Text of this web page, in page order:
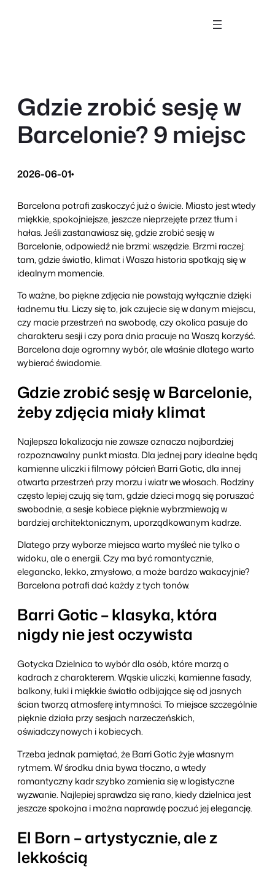
Gdzie zrobić sesję w
Barcelonie? 9 miejsc
2026-06-01•
Barcelona potrafi zaskoczyć już o świcie. Miasto jest wtedy
miękkie, spokojniejsze, jeszcze nieprzejęte przez tłum i
hałas. Jeśli zastanawiasz się, gdzie zrobić sesję w
Barcelonie, odpowiedź nie brzmi: wszędzie. Brzmi raczej:
tam, gdzie światło, klimat i Wasza historia spotkają się w
idealnym momencie.
To ważne, bo piękne zdjęcia nie powstają wyłącznie dzięki
ładnemu tłu. Liczy się to, jak czujecie się w danym miejscu,
czy macie przestrzeń na swobodę, czy okolica pasuje do
charakteru sesji i czy pora dnia pracuje na Waszą korzyść.
Barcelona daje ogromny wybór, ale właśnie dlatego warto
wybierać świadomie.
Gdzie zrobić sesję w Barcelonie,
żeby zdjęcia miały klimat
Najlepsza lokalizacja nie zawsze oznacza najbardziej
rozpoznawalny punkt miasta. Dla jednej pary idealne będą
kamienne uliczki i filmowy półcień Barri Gotic, dla innej
otwarta przestrzeń przy morzu i wiatr we włosach. Rodziny
często lepiej czują się tam, gdzie dzieci mogą się poruszać
swobodnie, a sesje kobiece pięknie wybrzmiewają w
bardziej architektonicznym, uporządkowanym kadrze.
Dlatego przy wyborze miejsca warto myśleć nie tylko o
widoku, ale o energii. Czy ma być romantycznie,
elegancko, lekko, zmysłowo, a może bardzo wakacyjnie?
Barcelona potrafi dać każdy z tych tonów.
Barri Gotic – klasyka, która
nigdy nie jest oczywista
Gotycka Dzielnica to wybór dla osób, które marzą o
kadrach z charakterem. Wąskie uliczki, kamienne fasady,
balkony, łuki i miękkie światło odbijające się od jasnych
ścian tworzą atmosferę intymności. To miejsce szczególnie
pięknie działa przy sesjach narzeczeńskich,
oświadczynowych i kobiecych.
Trzeba jednak pamiętać, że Barri Gotic żyje własnym
rytmem. W środku dnia bywa tłoczno, a wtedy
romantyczny kadr szybko zamienia się w logistyczne
wyzwanie. Najlepiej sprawdza się rano, kiedy dzielnica jest
jeszcze spokojna i można naprawdę poczuć jej elegancję.
El Born – artystycznie, ale z
lekkością